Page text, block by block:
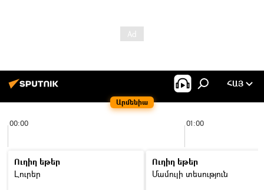
Արմենիա
ՀԱՅ
00:00 01:00
Ուղիղ եթեր
Լուրեր
Ուղիղ եթեր
Մամուլի տեսություն